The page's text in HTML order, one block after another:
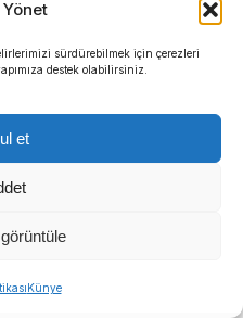
Yönet
sürdürebilmek için çerezleri
destek olabilirsiniz.
et
Künye